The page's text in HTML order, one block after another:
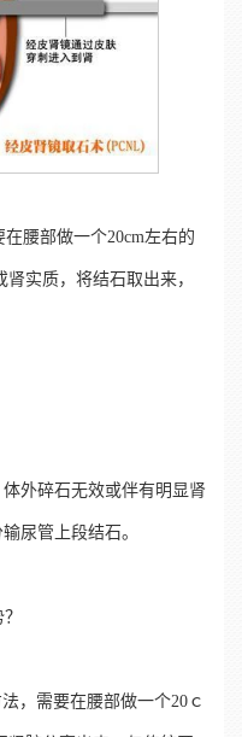
腰部做一个20cm左右的
实质，将结石取出来，
外碎石无效或伴有明显肾
尿管上段结石。
，需要在腰部做一个20ｃ